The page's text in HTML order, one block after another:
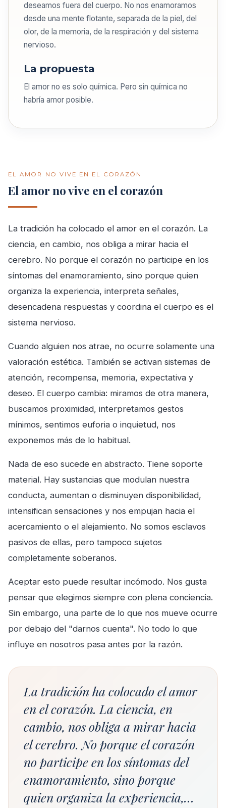
deseamos fuera del cuerpo. No nos enamoramos
desde una mente flotante, separada de la piel, del
olor, de la memoria, de la respiración y del sistema
nervioso.
La propuesta
El amor no es solo química. Pero sin química no
habría amor posible.
EL AMOR NO VIVE EN EL CORAZÓN
El amor no vive en el corazón
La tradición ha colocado el amor en el corazón. La
ciencia, en cambio, nos obliga a mirar hacia el
cerebro. No porque el corazón no participe en los
síntomas del enamoramiento, sino porque quien
organiza la experiencia, interpreta señales,
desencadena respuestas y coordina el cuerpo es el
sistema nervioso.
Cuando alguien nos atrae, no ocurre solamente una
valoración estética. También se activan sistemas de
atención, recompensa, memoria, expectativa y
deseo. El cuerpo cambia: miramos de otra manera,
buscamos proximidad, interpretamos gestos
mínimos, sentimos euforia o inquietud, nos
exponemos más de lo habitual.
Nada de eso sucede en abstracto. Tiene soporte
material. Hay sustancias que modulan nuestra
conducta, aumentan o disminuyen disponibilidad,
intensifican sensaciones y nos empujan hacia el
acercamiento o el alejamiento. No somos esclavos
pasivos de ellas, pero tampoco sujetos
completamente soberanos.
Aceptar esto puede resultar incómodo. Nos gusta
pensar que elegimos siempre con plena conciencia.
Sin embargo, una parte de lo que nos mueve ocurre
por debajo del "darnos cuenta". No todo lo que
influye en nosotros pasa antes por la razón.
La tradición ha colocado el amor
en el corazón. La ciencia, en
cambio, nos obliga a mirar hacia
el cerebro. No porque el corazón
no participe en los síntomas del
enamoramiento, sino porque
quien organiza la experiencia,…